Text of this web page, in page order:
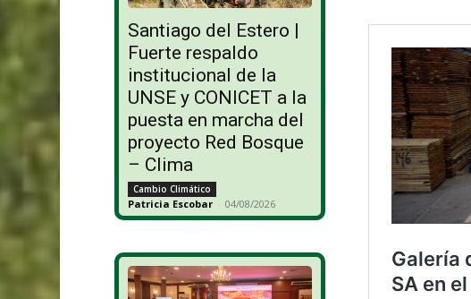
Santiago del Estero |
Fuerte respaldo
institucional de la
UNSE y CONICET a la
puesta en marcha del
proyecto Red Bosque
– Clima
Cambio Climático
Patricia Escobar - 04/08/2026